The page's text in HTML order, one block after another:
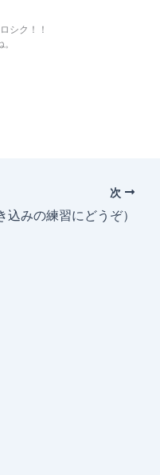
シク！！
次
みの練習にどうぞ）